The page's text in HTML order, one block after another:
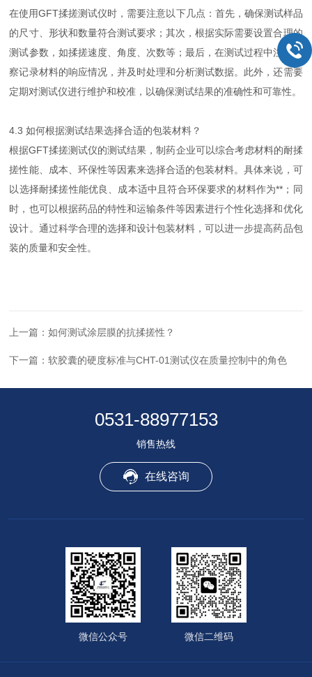
在使用GFT揉搓测试仪时，需要注意以下几点：首先，确保测试样品
的尺寸、形状和数量符合测试要求；其次，根据实际需要设置合理的
测试参数，如揉搓速度、角度、次数等；最后，在测试过程中注意观
察记录材料的响应情况，并及时处理和分析测试数据。此外，还需要
定期对测试仪进行维护和校准，以确保测试结果的准确性和可靠性。
4.3 如何根据测试结果选择合适的包装材料？
根据GFT揉搓测试仪的测试结果，制药企业可以综合考虑材料的耐揉
搓性能、成本、环保性等因素来选择合适的包装材料。具体来说，可
以选择耐揉搓性能优良、成本适中且符合环保要求的材料作为**；同
时，也可以根据药品的特性和运输条件等因素进行个性化选择和优化
设计。通过科学合理的选择和设计包装材料，可以进一步提高药品包
装的质量和安全性。
上一篇：如何测试涂层膜的抗揉搓性？
下一篇：软胶囊的硬度标准与CHT-01测试仪在质量控制中的角色
0531-88977153
销售热线
在线咨询
微信公众号 微信二维码